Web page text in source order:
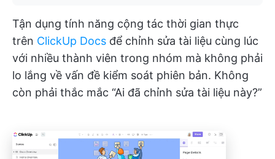
Tận dụng tính năng cộng tác thời gian thực
trên ClickUp Docs để chỉnh sửa tài liệu cùng lúc
với nhiều thành viên trong nhóm mà không phải
lo lắng về vấn đề kiểm soát phiên bản. Không
còn phải thắc mắc “Ai đã chỉnh sửa tài liệu này?”